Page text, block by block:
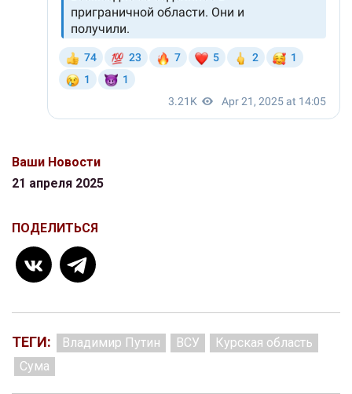
Ваши Новости
21 апреля 2025
ПОДЕЛИТЬСЯ
ТЕГИ: Владимир Путин ВСУ
Курская область
Сума